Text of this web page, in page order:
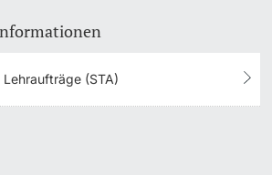
(STA)